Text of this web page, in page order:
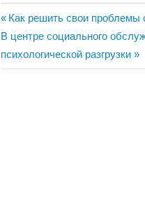
Навигация
по
записям
Previous
Post:
Как решить свои
Next
Post:
В центре социального
психологической разгрузки